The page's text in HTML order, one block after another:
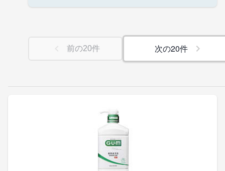
前の20件 次の20件